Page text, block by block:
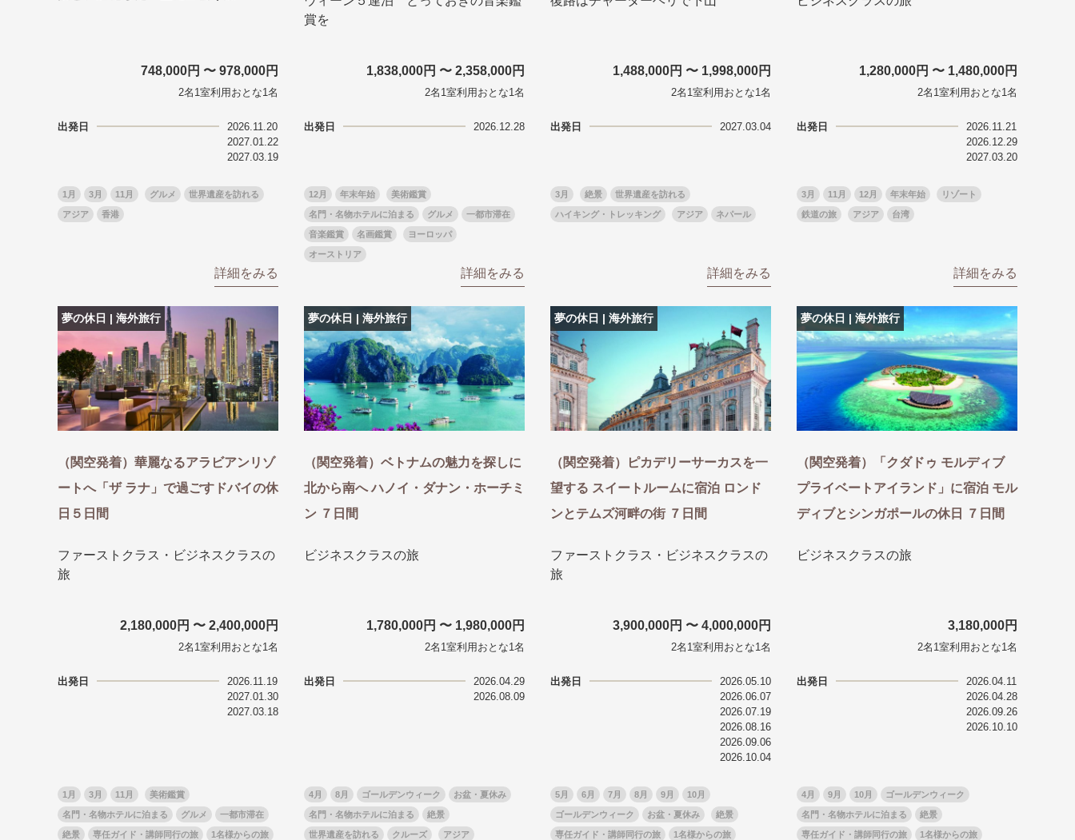
748,000円 〜 978,000円
2名1室利用おとな1名
出発日
2026.11.20
2027.01.22
2027.03.19
1月 3月 11月 グルメ 世界遺産を訪れる
アジア 香港
詳細をみる
賞を
1,838,000円 〜 2,358,000円
2名1室利用おとな1名
出発日 2026.12.28
12月 年末年始 美術鑑賞
名門・名物ホテルに泊まる グルメ 一都市滞在
音楽鑑賞 名画鑑賞 ヨーロッパ
オーストリア
詳細をみる
1,488,000円 〜 1,998,000円
2名1室利用おとな1名
出発日 2027.03.04
3月 絶景 世界遺産を訪れる
ハイキング・トレッキング アジア ネパール
詳細をみる
1,280,000円 〜 1,480,000円
2名1室利用おとな1名
出発日
2026.11.21
2026.12.29
2027.03.20
3月 11月 12月 年末年始 リゾート
鉄道の旅 アジア 台湾
詳細をみる
夢の休日 | 海外旅行
（関空発着）華麗なるアラビアンリゾ
ートへ「ザ ラナ」で過ごすドバイの休
日５日間
ファーストクラス・ビジネスクラスの
旅
2,180,000円 〜 2,400,000円
2名1室利用おとな1名
出発日
2026.11.19
2027.01.30
2027.03.18
1月 3月 11月 美術鑑賞
名門・名物ホテルに泊まる グルメ 一都市滞在
絶景 専任ガイド・講師同行の旅 1名様からの旅
夢の休日 | 海外旅行
（関空発着）ベトナムの魅力を探しに
北から南へ ハノイ・ダナン・ホーチミ
ン ７日間
ビジネスクラスの旅
1,780,000円 〜 1,980,000円
2名1室利用おとな1名
出発日
2026.04.29
2026.08.09
4月 8月 ゴールデンウィーク お盆・夏休み
名門・名物ホテルに泊まる 絶景
世界遺産を訪れる クルーズ アジア
夢の休日 | 海外旅行
（関空発着）ピカデリーサーカスを一
望する スイートルームに宿泊 ロンド
ンとテムズ河畔の街 ７日間
ファーストクラス・ビジネスクラスの
旅
3,900,000円 〜 4,000,000円
2名1室利用おとな1名
出発日
2026.05.10
2026.06.07
2026.07.19
2026.08.16
2026.09.06
2026.10.04
5月 6月 7月 8月 9月 10月
ゴールデンウィーク お盆・夏休み 絶景
専任ガイド・講師同行の旅 1名様からの旅
夢の休日 | 海外旅行
（関空発着）「クダドゥ モルディブ
プライベートアイランド」に宿泊 モル
ディブとシンガポールの休日 ７日間
ビジネスクラスの旅
3,180,000円
2名1室利用おとな1名
出発日
2026.04.11
2026.04.28
2026.09.26
2026.10.10
4月 9月 10月 ゴールデンウィーク
名門・名物ホテルに泊まる 絶景
専任ガイド・講師同行の旅 1名様からの旅